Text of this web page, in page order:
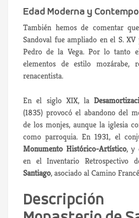
Edad Moderna y
También hemos de comentar
Sandoval fue ampliado en el S.
Pedro de la Vega. Por lo tanto
elementos de estilo mozárabe,
renacentista.
En el siglo XIX, la
(1835) provocó el abandono del
de los monjes, aunque la iglesia
como parroquia. En 1931, el
Monumento Histórico-Artístico, y
en el Inventario Retrospectivo
Santiago, asociado al Camino